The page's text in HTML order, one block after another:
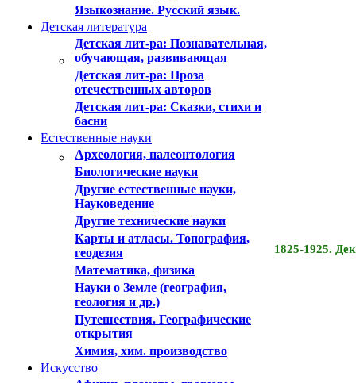
Языкознание. Русский язык.
Детская литература
Детская лит-ра: Познавательная,
обучающая, развивающая
Детская лит-ра: Проза
отечественных авторов
Детская лит-ра: Сказки, стихи и
басни
Естественные науки
Археология, палеонтология
Биологические науки
Другие естественные науки,
Науковедение
Другие технические науки
Карты и атласы. Топография,
геодезия
Математика, физика
Науки о Земле (география,
геология и др.)
Путешествия. Географические
открытия
Химия, хим. производство
Искусство
1825-1925.